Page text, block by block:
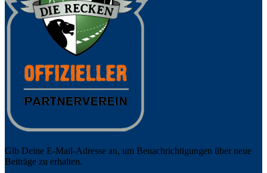
Gib Deine E-Mail-Adresse an, um Benachrichtigungen über neue
Beiträge zu erhalten.